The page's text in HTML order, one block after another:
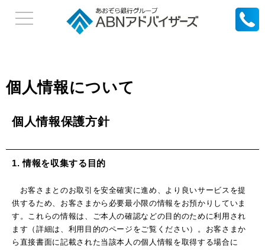
個人情報について
個人情報保護方針
1. 情報を収集する目的
お客さまとのお取引を安全確実に進め、より良いサービスを提
供するため、お客さまから必要最小限の情報をお預かりしていま
す。これらの情報は、ご本人の確認などの目的のために利用され
ます（詳細は、利用目的のページをご覧ください）。お客さまか
ら直接書面に記載された当該本人の個人情報を取得する場合に